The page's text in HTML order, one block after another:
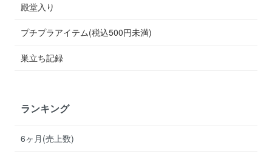
殿堂入り
プチプラアイテム(税込500円未満)
巣立ち記録
ランキング
6ヶ月(売上数)